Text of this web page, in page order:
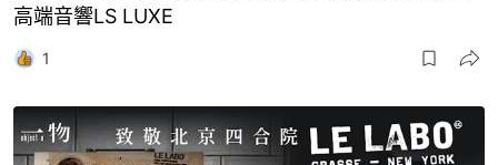
高端音響LS LUXE
1